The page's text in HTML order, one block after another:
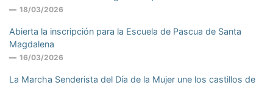
18/03/2026
Abierta la inscripción para la Escuela de Pascua de Santa
Magdalena
16/03/2026
La Marcha Senderista del Día de la Mujer une los castillos de